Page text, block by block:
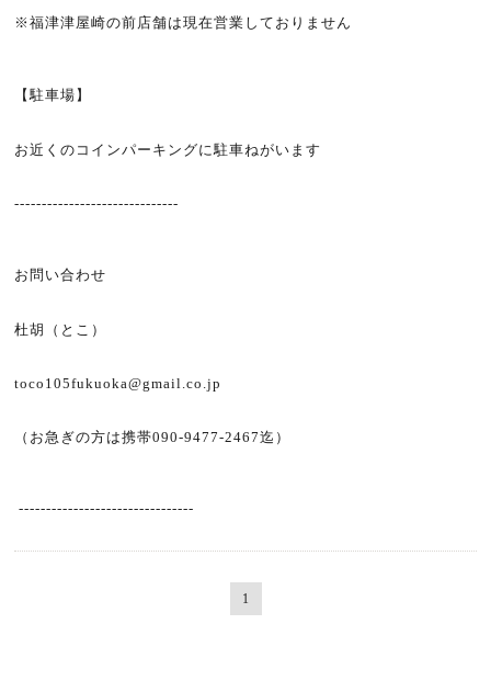
※福津津屋崎の前店舗は現在営業しておりません
【駐車場】
お近くのコインパーキングに駐車ねがいます
------------------------------
お問い合わせ
杜胡（とこ）
toco105fukuoka@gmail.co.jp
（お急ぎの方は携帯090-9477-2467迄）
--------------------------------
1